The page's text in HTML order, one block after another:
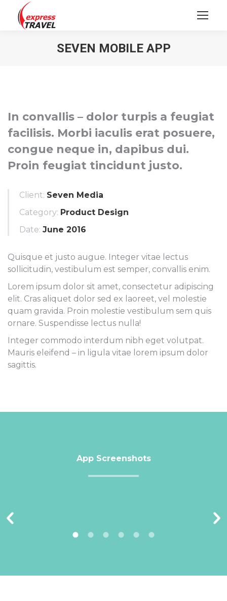
SEVEN MOBILE APP
In convallis – dolor turpis a feugiat
facilisis. Morbi iaculis erat posuere,
congue neque in, dapibus dui.
Proin feugiat tincidunt justo.
Client: Seven Media
Category: Product Design
Date: June 2016
Quisque et justo augue. Integer vitae lectus
sollicitudin, vestibulum est semper, convallis enim.
Lorem ipsum dolor sit amet, consectetur adipiscing
elit. Cras aliquet dolor sed ex laoreet, vel molestie
quam gravida. Proin molestie vestibulum sem quis
ornare. Suspendisse lectus nulla!
Integer commodo interdum nibh eget volutpat.
Mauris eleifend – in ligula vitae lorem ipsum dolor
sagittis.
App Screenshots